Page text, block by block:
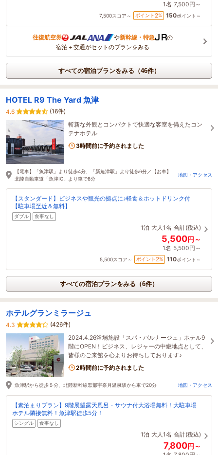
1名 7,500円～
7,500スコア～ ポイント 2% 150ポイント～
往復航空券 や新幹線・特急
の
宿泊＋交通がセットのプランをみる
すべての宿泊プランをみる（46件）
HOTEL R9 The Yard 魚津
4.6
(16件)
斬新な外観とコンパクトで快適な客室を備えたコン
テナホテル
3時間前に予約されました
【電車】「魚津駅」より徒歩4分、「新魚津駅」より徒歩6分／【お車】
北陸自動車道「魚津IC」より車で8分
地図・アクセス
【スタンダード】ビジネスや観光の拠点に♪軽食＆ホットドリンク付
【駐車場至近＆無料】
ダブル 食事なし
1泊 大人1名 合計(税込)
5,500円～
1名 5,500円～
5,500スコア～ ポイント 2% 110ポイント～
すべての宿泊プランをみる（6件）
ホテルグランミラージュ
4.3
(426件)
2024.4.26浴場施設「スパ・バルナージュ」ホテル9
階にOPEN！ビジネス、レジャーの中継地点として、
皆様のご来館を心よりお待ちしております♪
2時間前に予約されました
魚津駅から徒歩５分、北陸新幹線黒部宇奈月温泉駅から車で20分 地図・アクセス
【素泊まりプラン】9階展望露天風呂・サウナ付大浴場無料！大駐車場
ホテル隣接無料！魚津駅徒歩5分！
シングル 食事なし
1泊 大人1名 合計(税込)
7,800円～